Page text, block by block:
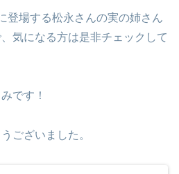
登場する松永さんの実の姉さん
気になる方は是非チェックして
です！
ございました。